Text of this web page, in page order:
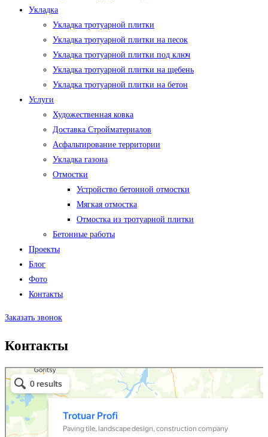
Укладка
Укладка тротуарной плитки
Укладка тротуарной плитки на песок
Укладка тротуарной плитки под ключ
Укладка тротуарной плитки на щебень
Укладка тротуарной плитки на бетон
Услуги
Художественная ковка
Доставка Стройматериалов
Асфальтирование территории
Укладка газона
Отмостки
Устройство бетонной отмостки
Мягкая отмостка
Отмостка из тротуарной плитки
Бетонные работы
Проекты
Блог
Фото
Контакты
Заказать звонок
Контакты
Trotuar Profi
Paving tile in Moscow and Moscow Oblast
Construction company in Moscow and Moscow Oblast